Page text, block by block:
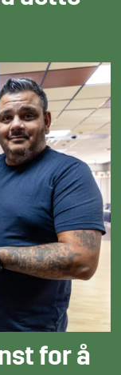
for å